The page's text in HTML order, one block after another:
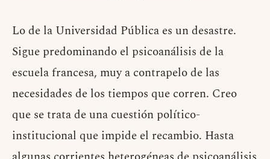
Lo de la Universidad Pública es un desastre.
Sigue predominando el psicoanálisis de la
escuela francesa, muy a contrapelo de las
necesidades de los tiempos que corren. Creo
que se trata de una cuestión político-
institucional que impide el recambio. Hasta